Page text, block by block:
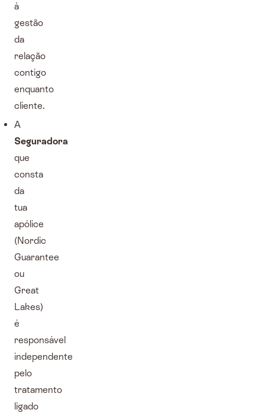
à
gestão
da
relação
contigo
enquanto
cliente.
A
Seguradora
que
consta
da
tua
apólice
(Nordic
Guarantee
ou
Great
Lakes)
é
responsável
independente
pelo
tratamento
ligado